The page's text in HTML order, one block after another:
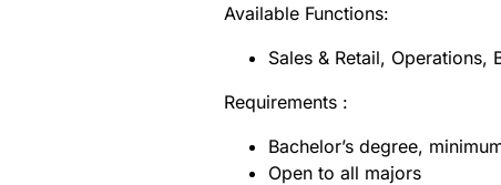
Available Functions:
Sales & Retail, Operations,
Requirements :
Bachelor’s degree,
Open to all majors